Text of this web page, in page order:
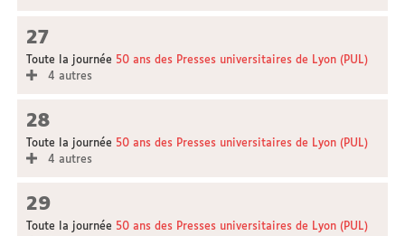
27
Toute la journée 50 ans des Presses universitaires de Lyon (PUL)
4 autres
28
Toute la journée 50 ans des Presses universitaires de Lyon (PUL)
4 autres
29
Toute la journée 50 ans des Presses universitaires de Lyon (PUL)